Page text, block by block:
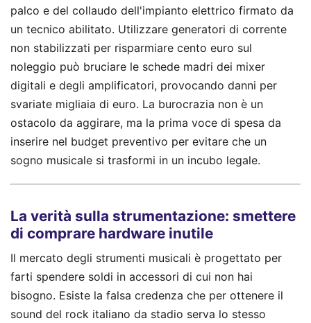
palco e del collaudo dell'impianto elettrico firmato da
un tecnico abilitato. Utilizzare generatori di corrente
non stabilizzati per risparmiare cento euro sul
noleggio può bruciare le schede madri dei mixer
digitali e degli amplificatori, provocando danni per
svariate migliaia di euro. La burocrazia non è un
ostacolo da aggirare, ma la prima voce di spesa da
inserire nel budget preventivo per evitare che un
sogno musicale si trasformi in un incubo legale.
La verità sulla strumentazione: smettere
di comprare hardware inutile
Il mercato degli strumenti musicali è progettato per
farti spendere soldi in accessori di cui non hai
bisogno. Esiste la falsa credenza che per ottenere il
sound del rock italiano da stadio serva lo stesso